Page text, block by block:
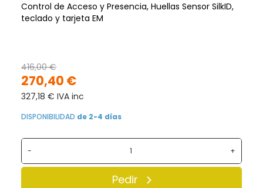
Control de Acceso y Presencia, Huellas Sensor SilkID,
teclado y tarjeta EM
270,40 €
416,00 €
327,18 € IVA inc
DISPONIBILIDAD de 2-4 días
- +
Pedir